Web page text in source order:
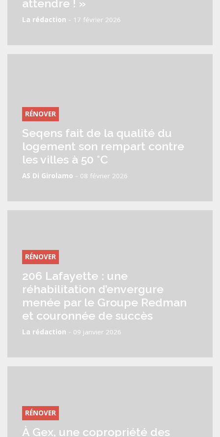
attendre ! »
La rédaction - 17 février 2026
RÉNOVER
Seqens fait de la qualité du
logement son rempart contre
les villes à 50 °C
AS Di Girolamo - 08 février 2026
RÉNOVER
206 Lafayette : une
réhabilitation d’envergure
menée par le Groupe Redman
et couronnée de succès
La rédaction - 09 janvier 2026
RÉNOVER
À Gex, une copropriété des